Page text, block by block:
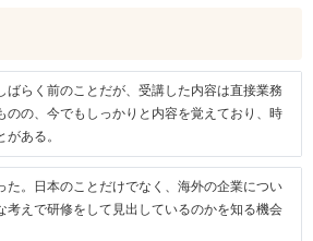
ばらく前のことだが、受講した内容は直接業務
のの、今でもしっかりと内容を覚えており、時
ある。
た。日本のことだけでなく、海外の企業につい
考えで研修をして見出しているのかを知る機会